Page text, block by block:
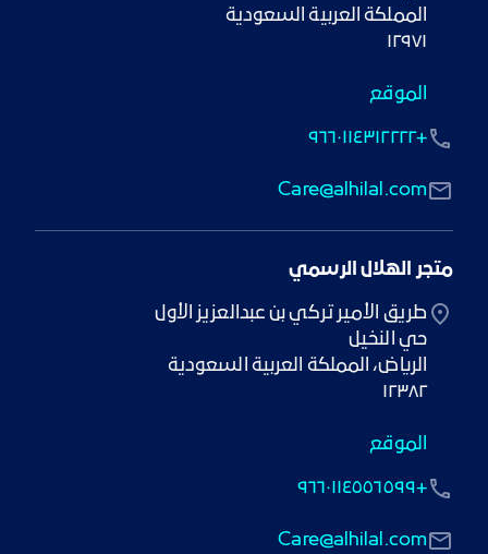
١٢٩٧١
الموقع
Care@alhilal.com
+٩٦٦٠١١٤٣١٢٢٢٢
متجر الهلال الرسمي
حي النخيل
١٢٣٨٢
الموقع
Care@alhilal.com
+٩٦٦٠١١٤٥٥٦٥٩٩